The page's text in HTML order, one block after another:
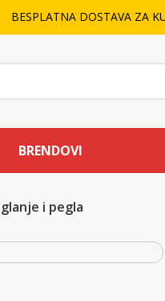
BESPLATNA DOSTAVA ZA
BRENDOVI
i pegla